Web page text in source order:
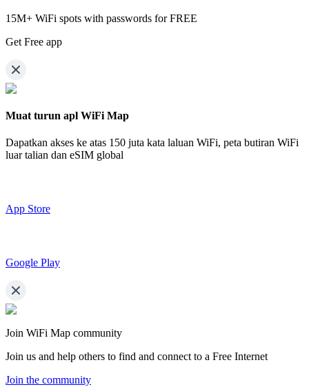
15M+ WiFi spots with passwords for FREE
Get Free app
Muat turun apl WiFi Map
Dapatkan akses ke atas 150 juta kata laluan WiFi, peta butiran WiFi
luar talian dan eSIM global
App Store
Google Play
Join WiFi Map community
Join us and help others to find and connect to a Free Internet
Join the community